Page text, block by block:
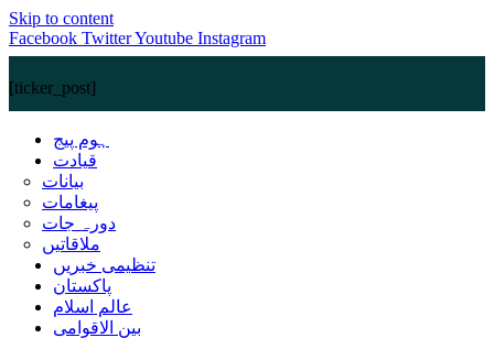
Skip to content
Facebook TwitterYoutube Instagram
[ticker_post]
ہوم پیج
قیادت
بیانات
پیغامات
دورہ جات
ملاقاتیں
تنظیمی خبریں
پاکستان
عالم اسلام
بین الاقوامی